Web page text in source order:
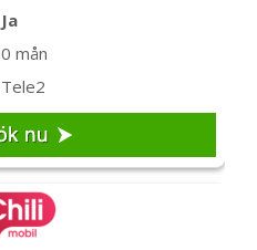
Ja
0 mån
Tele2